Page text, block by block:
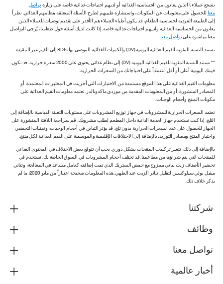
نشجع عملاءنا الذين يعانون من الحساسية الغذائية أو لديهم احتياجات غذائية خاصة على زيارةتواصل
معنا للحصول على معلومات عن المكونات، واستشارة طبيبهم لطرح الأسئلة المتعلقة بنظامهم الغذائي. نظراً
إلى الطبيعة الفردية لحساسية الطعام، قد يكون أطباء العملاء هم الأقدر على تقديم توصيات للعملاء الذين
يعانون من الحساسية الغذائية ولديهم احتياجات غذائية خاصة. إذا كانت لديك أسئلة حول طعامنا، يُرجى التواصل
معنا مباشرة علىتواصل معنا.
تستند النسبة المئوية للقيم الغذائية اليومية (DV) والكميات الغذائية الموصى بها RDIs إلى القيم غير المقيدة.
** تستند النسبة المئوية للقيم الغذائية اليومية (DV) إلى نظام غذائي يحتوي على 2000 سعرة حرارية. قد تكون
قيمك اليومية أعلى أو أقل اعتماداً على احتياجاتك من السعرات الحرارية.
معلومات القيم الغذائية على هذا الموقع مستمدة من الاختبارات التي أجريت في المختبرات المعتمدة، أو
المصادر المنشورة، أو من المعلومات المقدمة من موردي ماكدونالدز. تعتمد معلومات القيم الغذائية على
مكونات المنتج وأحجام الوجبات.
تعتمد السعرات الحرارية للمشروبات في جهاز توزيع المشروبات على مستويات التعبئة القياسية بالإضافة إلى
الثلج. إذا كنت تستخدم جهاز الخدمة الذاتية داخل المطعم لطلب مشروبك، قم بمراجعة اللافتة المنشورة على
الجهاز للحصول على عدد السعرات الحرارية بدون ثلج. قد يؤثر التباين في أحجام الوجبات، وتقنيات التحضير،
واختبار المنتج ومصادر التوريد، بالإضافة إلى الاختلافات الإقليمية والموسمية على القيم الغذائية لكل منتج.
بالإضافة إلى ذلك، تتغير تركيبات المنتجات بشكل دوري. يجب أن تتوقع بعض الاختلاف في المحتوى الغذائي
للمنتجات التي يتم شراؤها من مطاعمنا. قد تختلف أحجام المشروبات في السوق الخاصة بك. نستخدم في
تحضير الأصناف زيت نباتي ممزوج مع حمض الستريك الذي تمت إضافته كعامل مساعد في المعالجة، وثنائي
ميثيل بولي سيلوكسين لتقليل تناثر الزيت عند الطهي. هذه المعلومات صحيحة اعتباراً من مايو 2020، ما لم
يذكر خلاف ذلك.
شركتنا
وظائف
تواصل معنا
أخبار عالمية